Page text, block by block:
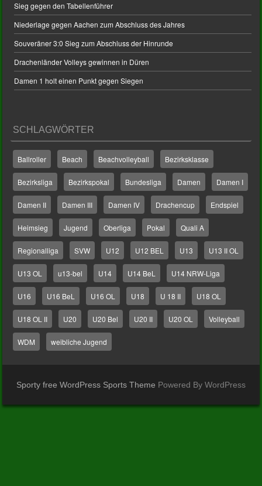
Sieg gegen den Tabellenführer
Niederlage gegen Aachen zum Abschluss des Jahres
Souveräner 3:0 Sieg zum Abschluss der Hinrunde
Drachenländer Volleys gewinnen in Düren
Damen 1 holt einen Punkt gegen Siegen
SCHLAGWÖRTER
Ballroller Beach Beachvolleyball Bezirksklasse
Bezirksliga Bezirkspokal Bundesliga Damen Damen I
Damen II Damen III Damen IV Drachencup Endspiel
Heimsieg Jugend Oberliga Pokal Quali A
Regionalliga SVW U12 U12 BEL U13 U13 II OL
U13 OL u13-bel U14 U14 BeL U14 NRW-Liga
U16 U16 BeL U16 OL U18 U 18 II U18 OL
U18 OL II U20 U20 Bel U20 II U20 OL Volleyball
WDM weibliche Jugend
Sporty free WordPress Sports Theme Powered By WordPress